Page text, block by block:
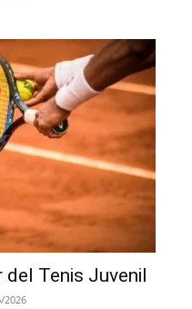
del Tenis Juvenil
2026